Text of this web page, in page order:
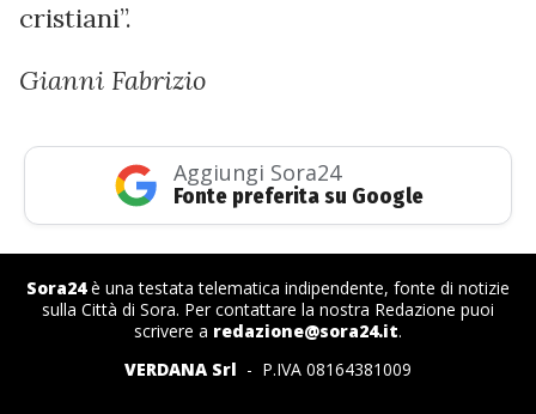
cristiani”.
Gianni Fabrizio
Aggiungi Sora24
Fonte preferita su Google
Sora24è una testata telematica indipendente, fonte di notizie
sulla Città di Sora. Per contattare la nostra Redazione puoi
scrivere a redazione@sora24.it.
VERDANA Srl - P.IVA 08164381009